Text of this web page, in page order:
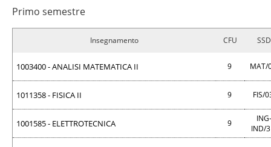
Primo semestre
Insegnamento CFU SSD
1003400 - ANALISI MATEMATICA II 9 MAT/
1011358 - FISICA II 9 FIS/
1001585 - ELETTROTECNICA 9
ING-
IND/